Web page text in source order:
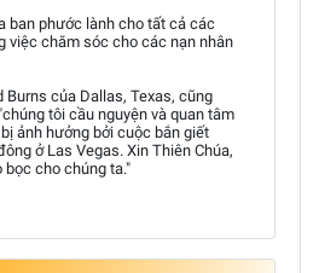
ban phước lành cho tất cả các
việc chăm sóc cho các nạn nhân
của Dallas, Texas, cũng
tôi cầu nguyện và quan tâm
ảnh hưởng bởi cuộc bắn giết
ở Las Vegas. Xin Thiên Chúa,
cho chúng ta."